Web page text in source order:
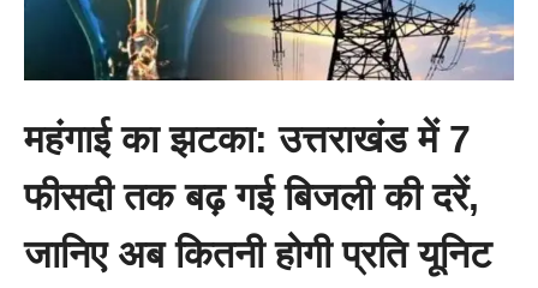
महंगाई का झटका: उत्तराखंड में 7
फीसदी तक बढ़ गई बिजली की दरें,
जानिए अब कितनी होगी प्रति यूनिट